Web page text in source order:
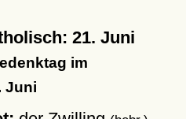
21. Juni
im
Juni